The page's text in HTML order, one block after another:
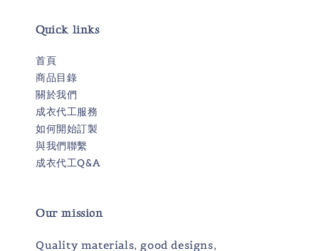
Quick links
首頁
商品目錄
關於我們
成衣代工服務
如何開始訂製
與我們聯繫
成衣代工Q&A
Our mission
Quality materials, good designs,